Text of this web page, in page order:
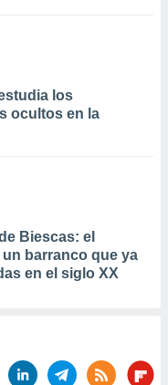
los
ocultos en la
Biescas: el
barranco que ya
en el siglo XX